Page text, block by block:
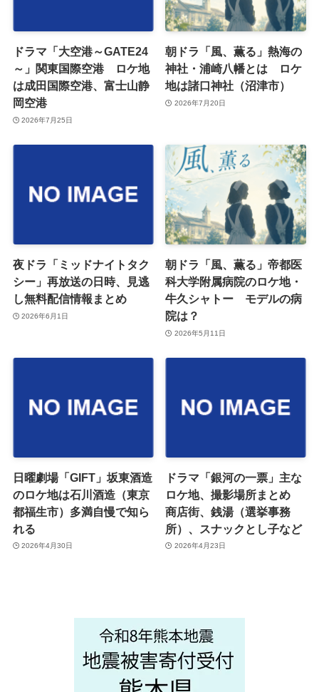
ドラマ「大空港～GATE24
～」関東国際空港 ロケ地
は成田国際空港、富士山静
岡空港
2026年7月25日
朝ドラ「風、薫る」熱海の
神社・浦崎八幡とは ロケ
地は諸口神社（沼津市）
2026年7月20日
夜ドラ「ミッドナイトタク
シー」再放送の日時、見逃
し無料配信情報まとめ
2026年6月1日
朝ドラ「風、薫る」帝都医
科大学附属病院のロケ地・
牛久シャトー モデルの病
院は？
2026年5月11日
日曜劇場「GIFT」坂東酒造
のロケ地は石川酒造（東京
都福生市）多満自慢で知ら
れる
2026年4月30日
ドラマ「銀河の一票」主な
ロケ地、撮影場所まとめ
商店街、銭湯（選挙事務
所）、スナックとし子など
2026年4月23日